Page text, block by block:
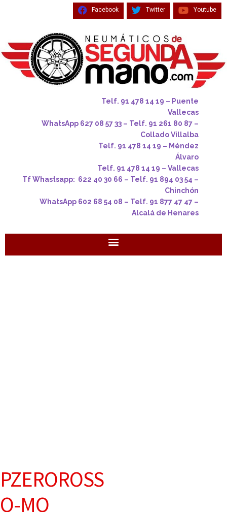
Facebook Twitter Youtube
Telf. 91 478 14 19 – Puente
Vallecas
WhatsApp 627 08 57 33 – Telf. 91 261 80 87 –
Collado Villalba
Telf. 91 478 14 19 – Méndez
Álvaro
Telf. 91 478 14 19 – Vallecas
Tf Whastsapp: 622 40 30 66 – Telf. 91 894 03 54 –
Chinchón
WhatsApp 602 68 54 08 – Telf. 91 877 47 47 –
Alcalá de Henares
PZEROROSS
O-MO